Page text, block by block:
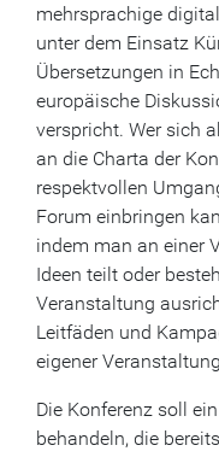
mehrsprachige
unter dem Einsatz
Übersetzungen in
europäische
verspricht. Wer sich
an die Charta der
respektvollen
Forum einbringen
indem man an einer
Ideen teilt oder
Veranstaltung
Leitfäden und
eigener
Die Konferenz soll
behandeln, die